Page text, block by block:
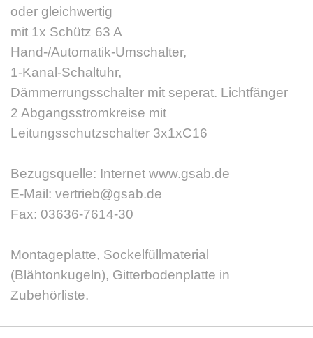
oder gleichwertig
mit 1x Schütz 63 A
Hand-/Automatik-Umschalter,
1-Kanal-Schaltuhr,
Dämmerrungsschalter mit seperat. Lichtfänger
2 Abgangsstromkreise mit
Leitungsschutzschalter 3x1xC16
Bezugsquelle: Internet www.gsab.de
E-Mail: vertrieb@gsab.de
Fax: 03636-7614-30
Montageplatte, Sockelfüllmaterial
(Blähtonkugeln), Gitterbodenplatte in
Zubehörliste.